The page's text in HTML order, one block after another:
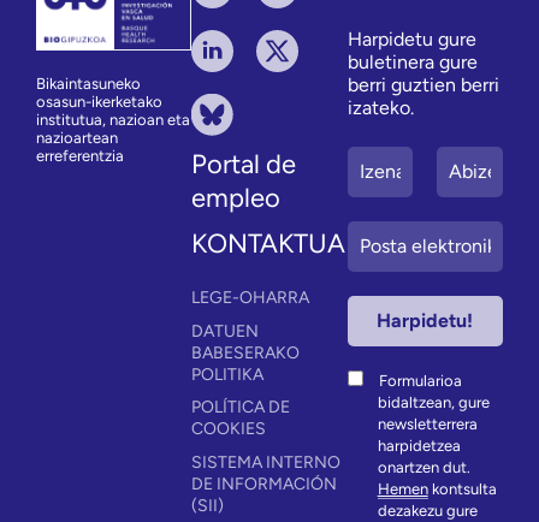
Bikaintasuneko
osasun-ikerketako
institutua, nazioan eta
nazioartean
erreferentzia
Portal de
empleo
KONTAKTUA
LEGE-OHARRA
DATUEN
BABESERAKO
POLITIKA
POLÍTICA DE
COOKIES
SISTEMA INTERNO
DE INFORMACIÓN
(SII)
Harpidetu gure
buletinera gure
berri guztien berri
izateko.
Formularioa
bidaltzean, gure
newsletterrera
harpidetzea
onartzen dut.
Hemenkontsulta
dezakezu gure